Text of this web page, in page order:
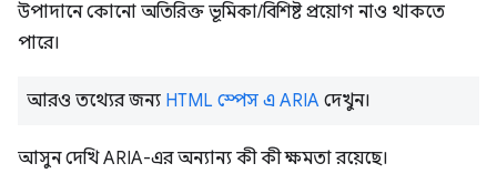
উপাদানে কোনো অতিরিক্ত ভূমিকা/বিশিষ্ট প্রয়োগ নাও থাকতে
পারে।
আরও তথ্যের জন্য HTML স্পেস এ ARIA দেখুন।
আসুন দেখি ARIA-এর অন্যান্য কী কী ক্ষমতা রয়েছে।